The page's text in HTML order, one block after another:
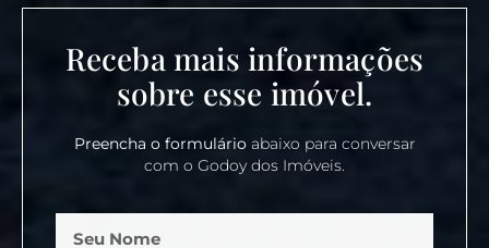
Receba mais informações
sobre esse imóvel.
Preencha o formulárioabaixo para conversar
com o Godoy dos Imóveis.